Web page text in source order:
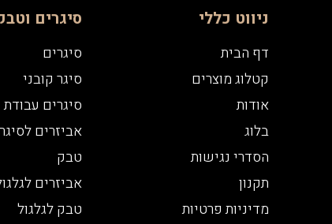
ניווט כללי
דף הבית
קטלוג מוצרים
אודות
בלוג
הסדרי נגישות
תקנון
מדיניות פרטיות
סיגרים
סיגרים
סיגר קובני
סיגרים עבודת
אביזרים
טבק
אביזרים
טבק לגלגול